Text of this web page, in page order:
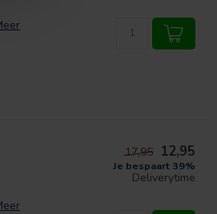
17,95 12,95
Je bespaart 39%
Deliverytime